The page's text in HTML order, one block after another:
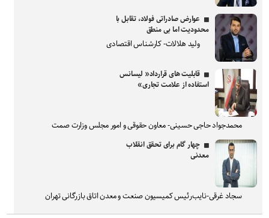
عوارض صادراتی فولاد، تقابل با
محدودیت اما بی منطق
ولید هلالات- کارشناس اقتصادی
قابلیت های قرارداد« لیسانس
استفاده از علامت تجاری»
محمدجواد حاجی حسینی- معاون حقوقی و امور مجلس وزارت صمت
چهار گام برای تحقق انقلاب
معدنی
سجاد غرقی-نایب‌رئیس کمیسیون صنعت و معدن اتاق بازرگانی تهران